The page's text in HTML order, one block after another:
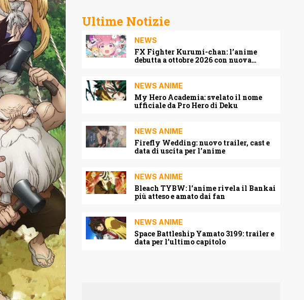
Ultime Notizie
NEWS
FX Fighter Kurumi-chan: l’anime
debutta a ottobre 2026 con nuova
NEWS ANIME
My Hero Academia: svelato il nome
ufficiale da Pro Hero di Deku
NEWS ANIME
Firefly Wedding: nuovo trailer, cast e
data di uscita per l’anime
NEWS ANIME
Bleach TYBW: l’anime rivela il Bankai
più atteso e amato dai fan
NEWS ANIME
Space Battleship Yamato 3199: trailer e
data per l’ultimo capitolo